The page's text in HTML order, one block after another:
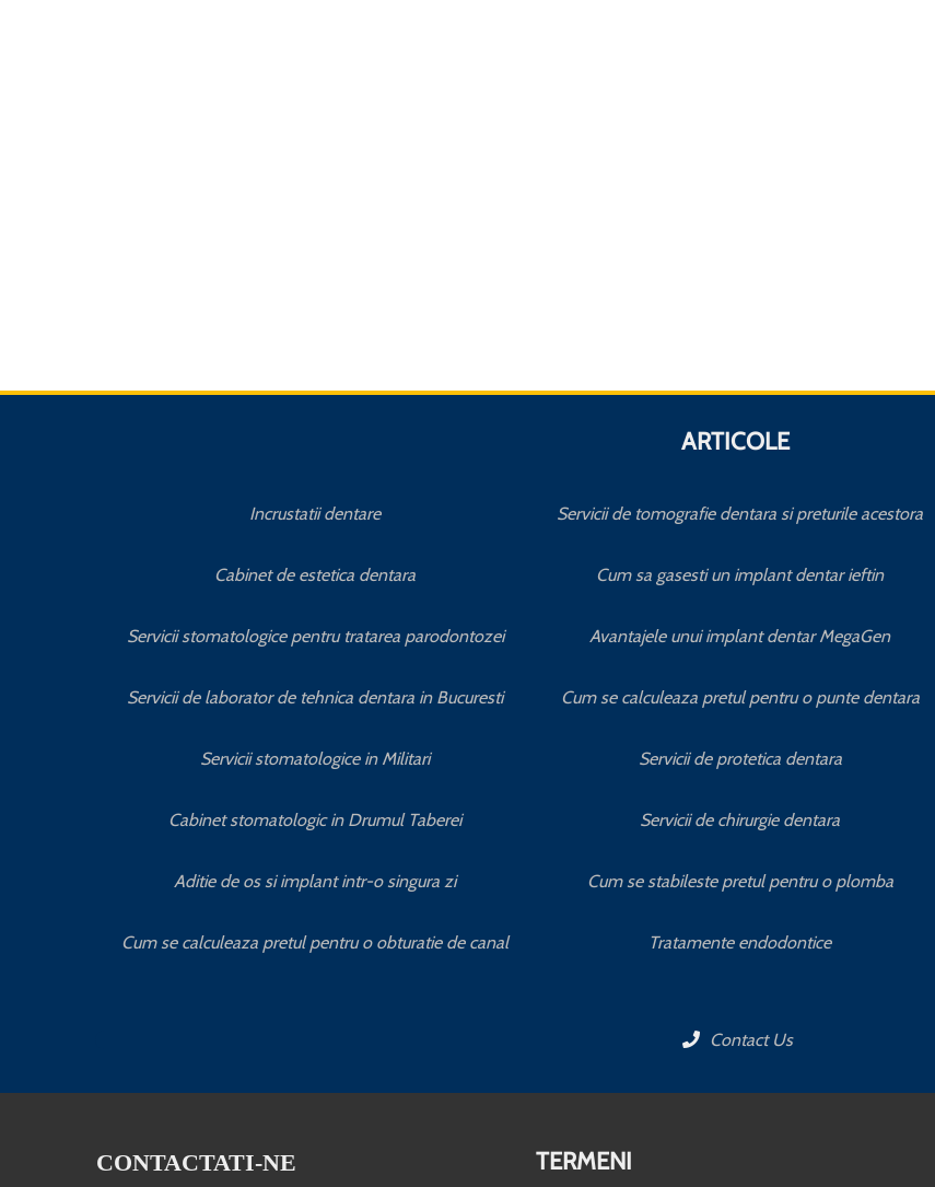
ARTICOLE
Incrustatii dentare
Cabinet de estetica dentara
Servicii stomatologice pentru tratarea parodontozei
Servicii de laborator de tehnica dentara in Bucuresti
Servicii stomatologice in Militari
Cabinet stomatologic in Drumul Taberei
Aditie de os si implant intr-o singura zi
Cum se calculeaza pretul pentru o obturatie de canal
Servicii de tomografie dentara si preturile acestora
Cum sa gasesti un implant dentar ieftin
Avantajele unui implant dentar MegaGen
Cum se calculeaza pretul pentru o punte dentara
Servicii de protetica dentara
Servicii de chirurgie dentara
Cum se stabileste pretul pentru o plomba
Tratamente endodontice
Contact Us
CONTACTATI-NE TERMENI